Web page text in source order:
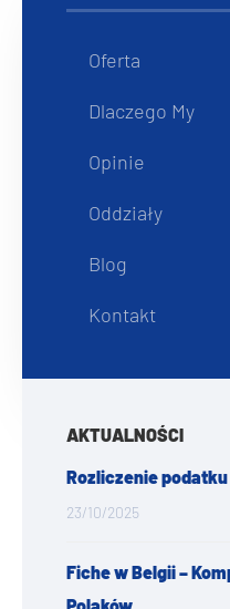
Oferta
Dlaczego My
Opinie
Oddziały
Blog
Kontakt
AKTUALNOŚCI
Rozliczenie
23/10/2025
Fiche w Belgii –